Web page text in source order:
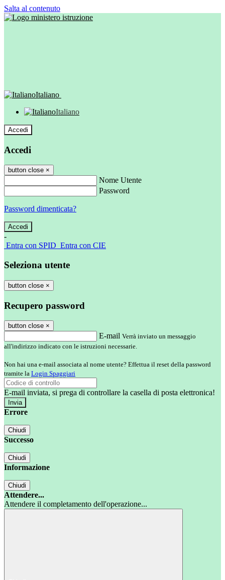
Salta al contenuto
Italiano
Italiano
Accedi
Accedi
button close ×
Nome Utente
Password
Password dimenticata?
-
Entra con SPID Entra con CIE
Seleziona utente
button close ×
Recupero password
button close ×
E-mail Verrà inviato un messaggio
all'indirizzo indicato con le istruzioni necessarie.
Non hai una e-mail associata al nome utente? Effettua il reset della password
tramite la Login Spaggiari
E-mail inviata, si prega di controllare la casella di posta elettronica!
Errore
Chiudi
Successo
Chiudi
Informazione
Chiudi
Attendere...
Attendere il completamento dell'operazione...